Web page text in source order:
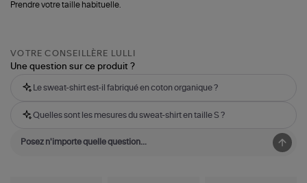
Prendre votre taille habituelle.
VOTRE CONSEILLÈRE LULLI
Une question sur ce produit ?
Le sweat-shirt est-il fabriqué en coton organique ?
Quelles sont les mesures du sweat-shirt en taille S ?